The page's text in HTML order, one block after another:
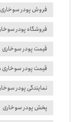
فروش پودر سوخاری
فروشگاه پودر
قیمت پودر سوخاری
قیمت پودر سوخاری
نمایندگی پودر
پخش پودر سوخاری